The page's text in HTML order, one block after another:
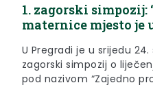
1. zagorski simpozij:
maternice mjesto je
U Pregradi je u srijedu
zagorski simpozij o
pod nazivom “Zajedno